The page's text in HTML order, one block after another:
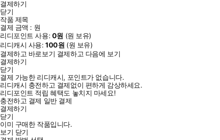
결제하기
닫기
작품 제목
결제 금액 : 원
리디포인트 사용: 0원 (원 보유)
리디캐시 사용:100원 (원 보유)
결제하고 바로보기 결제하고 다음에 보기
결제하기
닫기
결제 가능한 리디캐시, 포인트가 없습니다.
리디캐시 충전하고 결제없이 편하게 감상하세요.
리디포인트 적립 혜택도 놓치지 마세요!
충전하고 결제 일반 결제
결제하기
닫기
이미 구매한 작품입니다.
보기 닫기